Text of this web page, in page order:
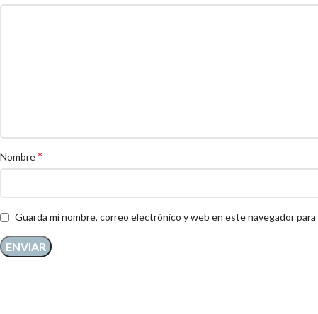
Nombre*
Guarda mi nombre, correo electrónico y web en este navegador